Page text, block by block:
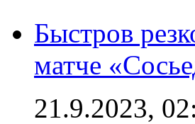
Быстров
матче
21.9.2023,